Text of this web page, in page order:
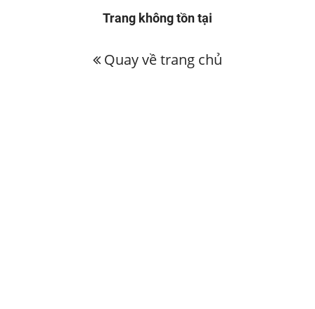
Trang không tồn tại
Quay về trang chủ